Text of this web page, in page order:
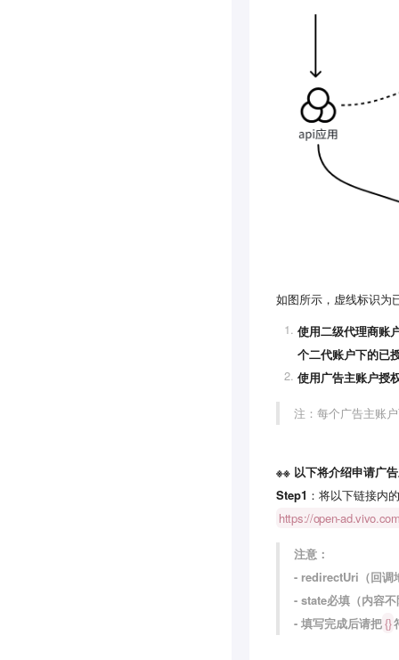
如图所示，虚线标识为
使用二级代理商账
个二代账户下的已
使用广告主账户授
注：每个广告主账
※※ 以下将介绍申请广
Step1 ：将以下链接内
https://open-
注意：
- redirectUri（回调
- state必填（内容
- 填写完成后请把{}